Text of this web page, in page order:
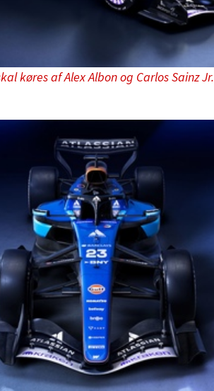
køres af Alex Albon og Carlos Sainz Jr.